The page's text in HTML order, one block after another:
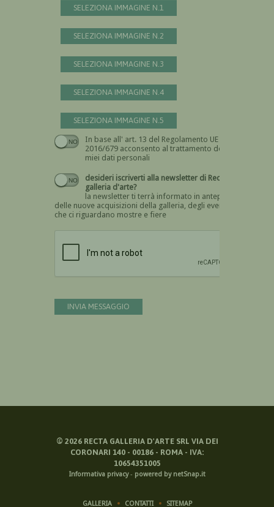
SELEZIONA IMMAGINE N.1
SELEZIONA IMMAGINE N.2
SELEZIONA IMMAGINE N.3
SELEZIONA IMMAGINE N.4
SELEZIONA IMMAGINE N.5
In base all' art. 13 del Regolamento UE n.
2016/679 acconsento al trattamento dei
miei dati personali
Devi dare il consenso
desideri iscriverti alla newsletter di Recta
galleria d'arte?
la newsletter ti terrà informato in anteprima
delle nuove acquisizioni della galleria, degli eventi
che ci riguardano mostre e fiere
INVIA MESSAGGIO
© 2026RECTA GALLERIA D'ARTE SRL VIA DEI
CORONARI 140 - 00186 - ROMA - IVA:
10654351005
Informativa privacy- powered by netSnap.it
GALLERIA CONTATTI SITEMAP